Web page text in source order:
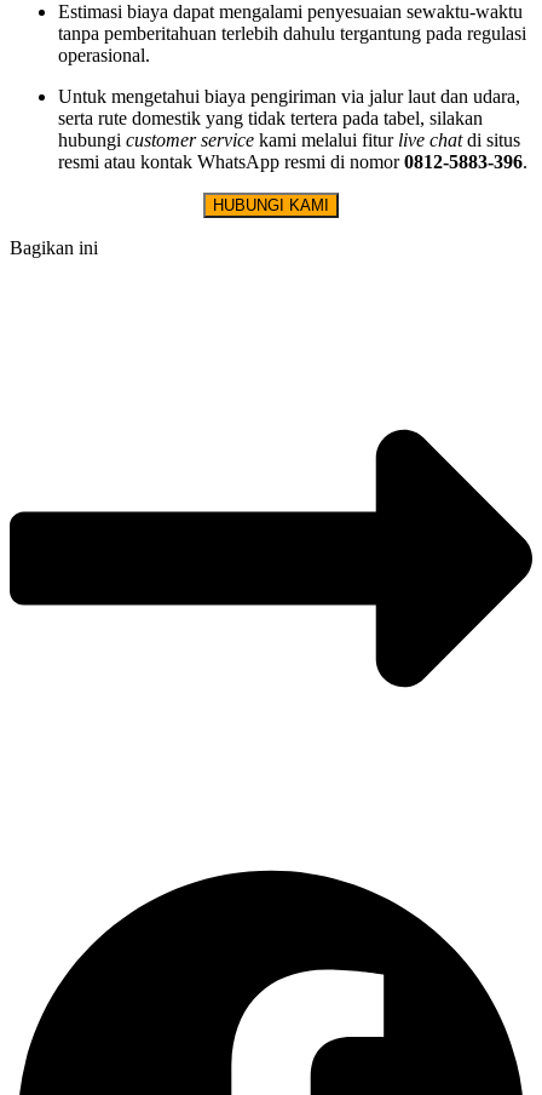
Estimasi biaya dapat mengalami penyesuaian sewaktu-waktu
tanpa pemberitahuan terlebih dahulu tergantung pada regulasi
operasional.
Untuk mengetahui biaya pengiriman via jalur laut dan udara,
serta rute domestik yang tidak tertera pada tabel, silakan
hubungi customer service kami melalui fitur live chatdi situs
resmi atau kontak WhatsApp resmi di nomor0812-5883-396.
HUBUNGI KAMI
Bagikan ini